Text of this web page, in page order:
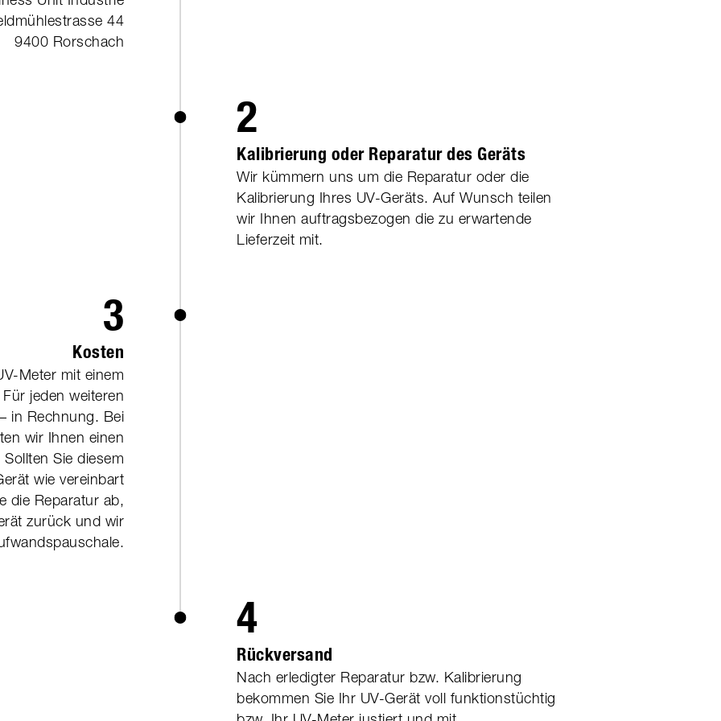
44
9400 Rorschach
2
Kalibrierung oder Reparatur des Geräts
Wir kümmern uns um die Reparatur oder die
Kalibrierung Ihres UV-Geräts. Auf Wunsch teilen
wir Ihnen auftragsbezogen die zu erwartende
Lieferzeit mit.
3
Kosten
Meter mit einem
jeden weiteren
in Rechnung. Bei
wir Ihnen einen
Sie diesem
wie vereinbart
die Reparatur ab,
zurück und wir
4
Rückversand
Nach erledigter Reparatur bzw. Kalibrierung
bekommen Sie Ihr UV-Gerät voll funktionstüchtig